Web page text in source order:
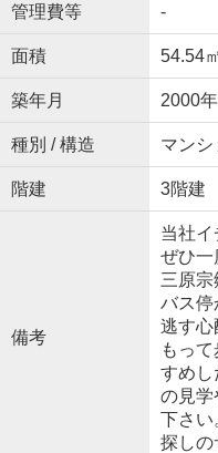
管理費等 -
面積 54.54
築年月 2000
種別 / 構造 マンシ
階建 3階建
備考
当社イ
ぜひ一
三原宗
バス停
逃す心
もっ
すめし
の見学
下さい
探しの